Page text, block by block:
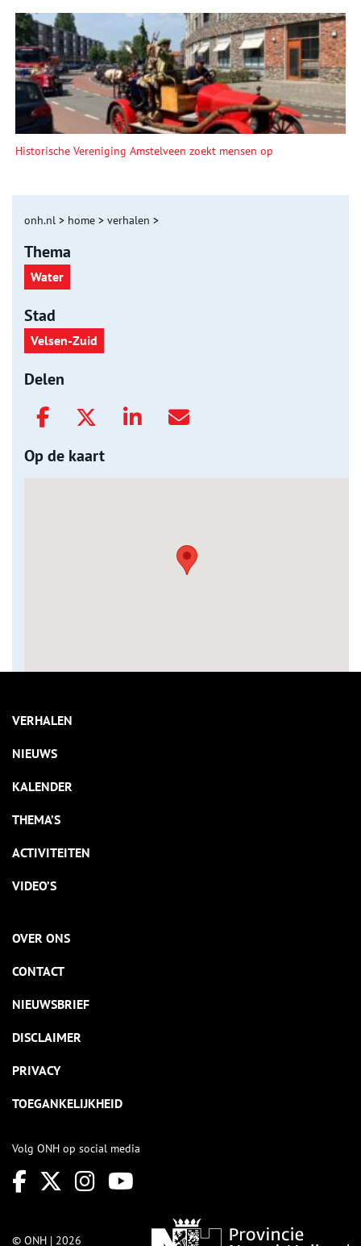
Historische Vereniging Amstelveen zoekt mensen op
onh.nl > home > verhalen >
Thema
Water
Stad
Velsen-Zuid
Delen
Op de kaart
VERHALEN
NIEUWS
KALENDER
THEMA’S
ACTIVITEITEN
VIDEO’S
OVER ONS
CONTACT
NIEUWSBRIEF
DISCLAIMER
PRIVACY
TOEGANKELIJKHEID
Volg ONH op social media
© ONH | 2026